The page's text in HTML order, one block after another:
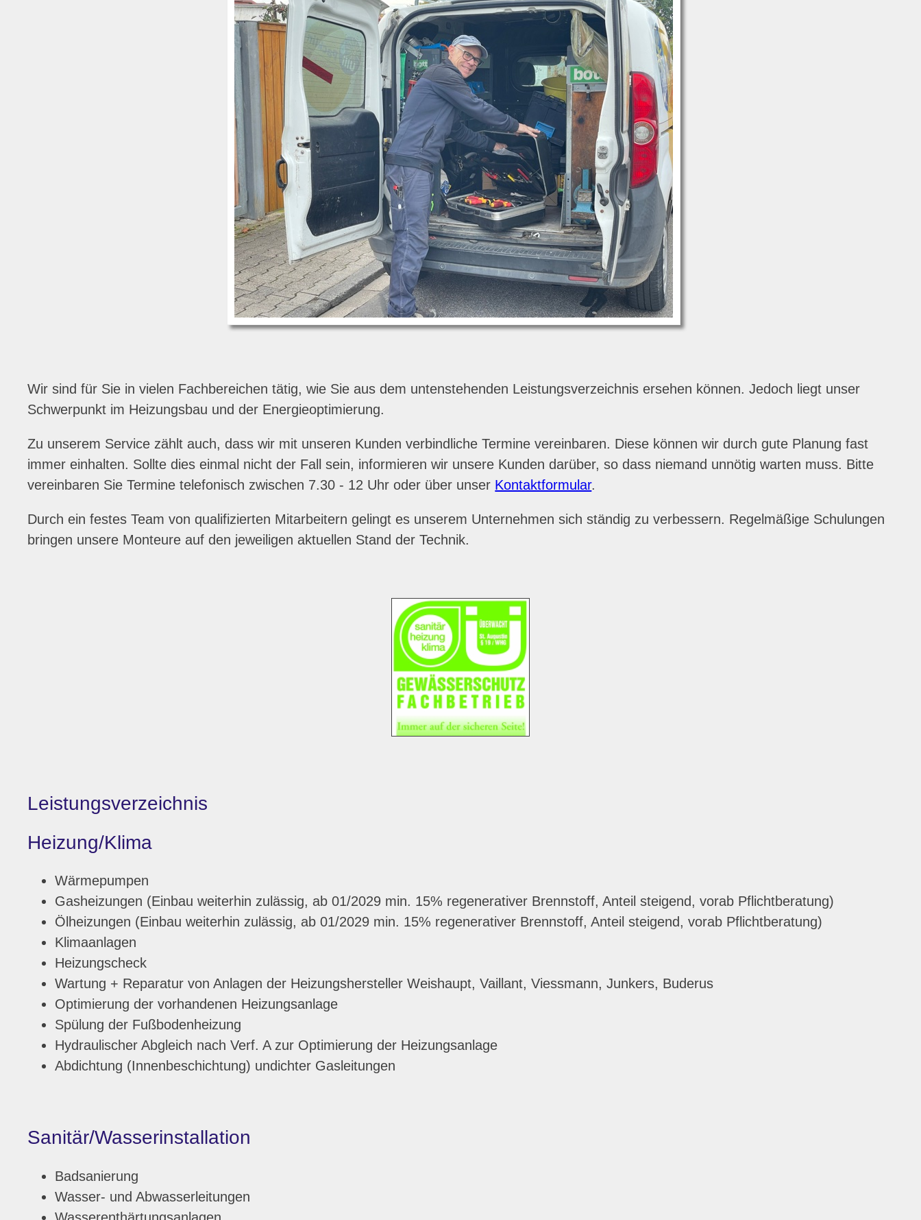
Wir sind für Sie in vielen Fachbereichen tätig, wie Sie aus dem untenstehenden Leistungsverzeichnis ersehen können. Jedoch liegt unser
Schwerpunkt im Heizungsbau und der Energieoptimierung.
Zu unserem Service zählt auch, dass wir mit unseren Kunden verbindliche Termine vereinbaren. Diese können wir durch gute Planung fast
immer einhalten. Sollte dies einmal nicht der Fall sein, informieren wir unsere Kunden darüber, so dass niemand unnötig warten muss. Bitte
vereinbaren Sie Termine telefonisch zwischen 7.30 - 12 Uhr oder über unser Kontaktformular.
Durch ein festes Team von qualifizierten Mitarbeitern gelingt es unserem Unternehmen sich ständig zu verbessern. Regelmäßige Schulungen
bringen unsere Monteure auf den jeweiligen aktuellen Stand der Technik.
Leistungsverzeichnis
Heizung/Klima
Wärmepumpen
Gasheizungen (Einbau weiterhin zulässig, ab 01/2029 min. 15% regenerativer Brennstoff, Anteil steigend, vorab Pflichtberatung)
Ölheizungen (Einbau weiterhin zulässig, ab 01/2029 min. 15% regenerativer Brennstoff, Anteil steigend, vorab Pflichtberatung)
Klimaanlagen
Heizungscheck
Wartung + Reparatur von Anlagen der Heizungshersteller Weishaupt, Vaillant, Viessmann, Junkers, Buderus
Optimierung der vorhandenen Heizungsanlage
Spülung der Fußbodenheizung
Hydraulischer Abgleich nach Verf. A zur Optimierung der Heizungsanlage
Abdichtung (Innenbeschichtung) undichter Gasleitungen
Sanitär/Wasserinstallation
Badsanierung
Wasser- und Abwasserleitungen